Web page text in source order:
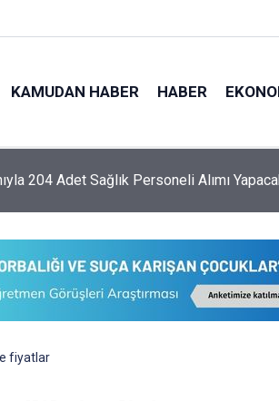
KAMUDAN HABER HABER
204 Adet Sağlık Personeli Alımı
fiyatlar